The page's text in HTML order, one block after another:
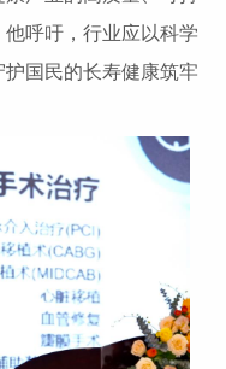
呼吁，行业应以科学
国民的长寿健康筑牢